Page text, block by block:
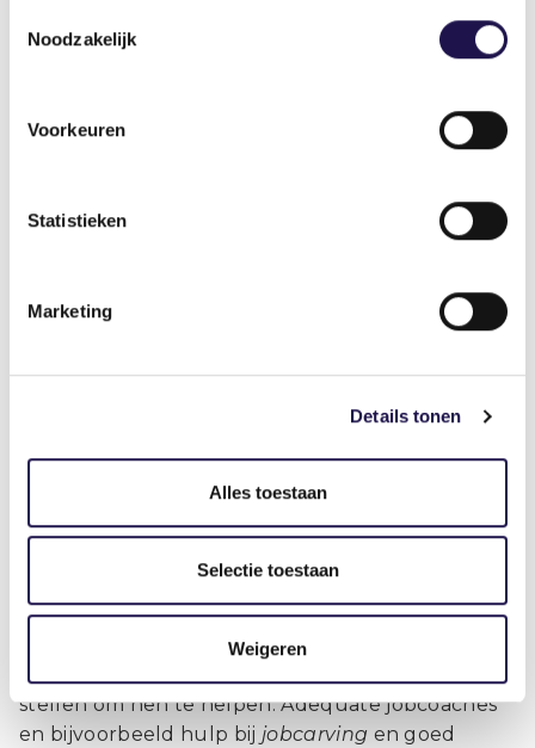
Noodzakelijk
Voorkeuren
Statistieken
Marketing
Details tonen
Alles toestaan
Selectie toestaan
Weigeren
quotumregeling boven het hoofd hangt, terwijl
uitzendbranche is fantastisch, maar ook die kan
vooral eenvoudiger”
we hebben nog een eind te gaan tot 2026. De
aandacht moet vooral niet verslappen. Eigenlijk
moeten we in deze economische tijden wat extra
maar het is nog maar een begin. Veel werkgevers
doen nog niet mee. De Rijksoverheid, gemeenten
en UWV moeten juist nu middelen beschikbaar
stellen om hen te helpen. Adequate jobcoaches
en bijvoorbeeld hulp bijjobcarving en goed